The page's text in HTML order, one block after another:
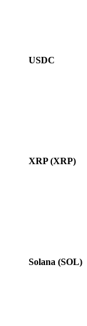
USDC
XRP(XRP)
Solana (SOL)